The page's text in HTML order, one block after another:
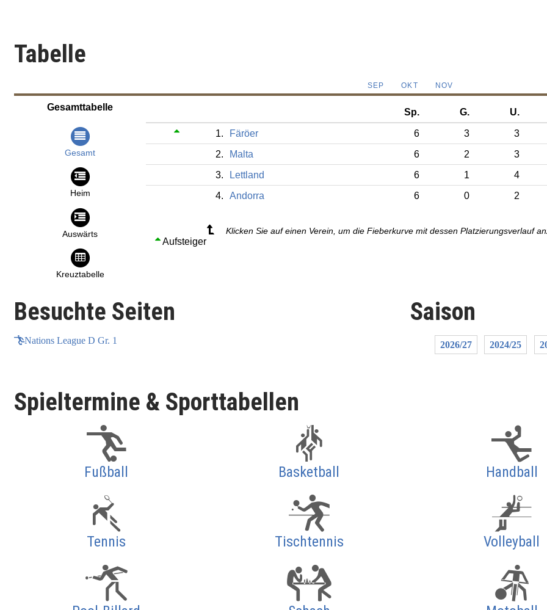
Tabelle
SEP OKT NOV
Gesamttabelle
Gesamt
Heim
Auswärts
Kreuztabelle
Sp. G. U.
1. Färöer 6 3 3
2.
Malta 6 2 3
3.
Lettland 6 1 4
4.
Andorra 6 0 2
Klicken Sie auf einen Verein, um die Fieberkurve mit dessen Platzierungsverlauf
Aufsteiger
Besuchte Seiten
Nations League D Gr. 1
Saison
2026/27 2024/25
Spieltermine & Sporttabellen
Fußball Basketball Handball
Tennis Tischtennis Volleyball